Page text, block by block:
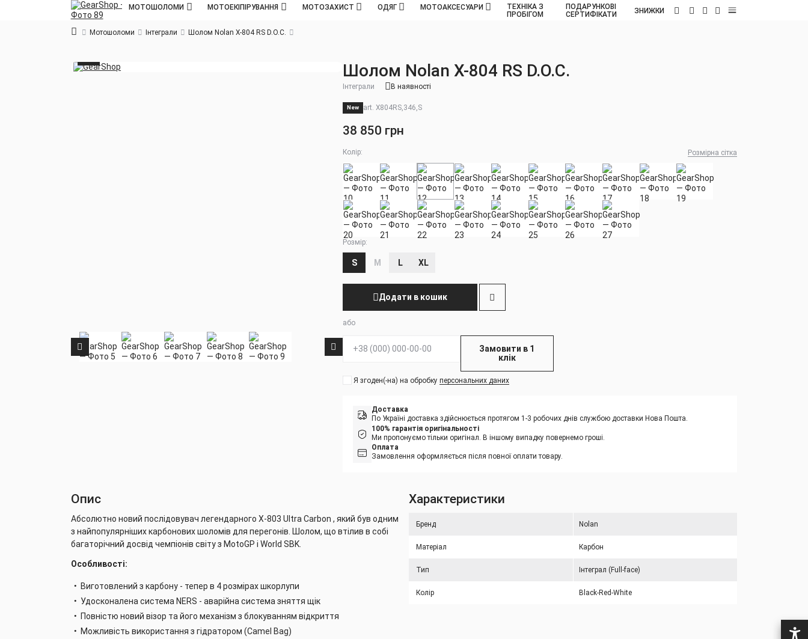
МОТОШОЛОМИ МОТОЕКІПІРУВАННЯ МОТОЗАХИСТ ОДЯГ МОТОАКСЕСУАРИ
ТЕХНІКА З
ПРОБІГОМ
ПОДАРУНКОВІ
СЕРТИФІКАТИ
ЗНИЖКИ
UA
Мотошоломи Інтеграли Шолом Nolan X-804 RS D.O.C.
Шолом Nolan X-804 RS D.O.C.
Інтеграли В наявності
New art. X804RS,346,S
38 850 грн
Колір:
Розмір:
S M L XL
Розмірна сітка
Додати в кошик
або
Телефон:
Замовити в 1
клік
Я згоден(-на) на обробкуперсональних даних
Доставка
По Україні доставка здійснюється протягом 1-3 робочих днів службою доставки Нова Пошта.
100% гарантія оригінальності
Ми пропонуємо тільки оригінал. В іншому випадку повернемо гроші.
Оплата
Замовлення оформляється після повної оплати товару.
Опис
Абсолютно новий послідовувач легендарного X-803 Ultra Carbon , який був одним
з найпопулярніших карбонових шоломів для перегонів. Шолом, що втілив в собі
багаторічний досвід чемпіонів світу з MotoGP і World SBK.
Особливості:
Виготовлений з карбону - тепер в 4 розмірах шкорлупи
Удосконалена система NERS - аварійна система зняття щік
Повністю новий візор та його механізм з блокуванням відкриття
Можливість використання з гідратором (Camel Bag)
Характеристики
Бренд Nolan
Матеріал Карбон
Тип Інтеграл (Full-face)
Колір Black-Red-White